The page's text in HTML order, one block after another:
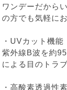
ワンデーだから
の方でも気軽に
・UVカット機能
紫外線B波を約
による目のトラ
・高酸素透過性